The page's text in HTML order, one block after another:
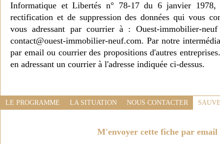
Informatique et Libertés n° 78-17 du 6 janvier 1978,
rectification et de suppression des données qui vous
vous adressant par courrier à : Ouest-immobilier-
contact@ouest-immobilier-neuf.com. Par notre
par email ou courrier des propositions d'autres
en adressant un courrier à l'adresse indiquée ci-dessus.
LE PROGRAMME LA SITUATION NOUS CONTACTER
M'envoyer cette fiche par email